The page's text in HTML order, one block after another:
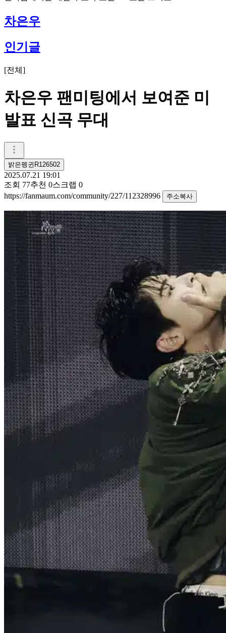
차은우
인기글
[전체 ]
차은우 팬미팅에서 보여준 미
발표 신곡 무대
밝은펭귄R126502
2025.07.21 19:01
조회 77추천 0스크랩 0
https://fanmaum.com/community/227/112328996
주소복사